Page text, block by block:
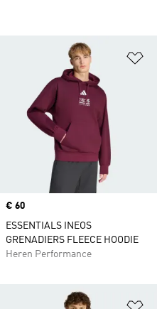
Price
€ 60
ESSENTIALS INEOS
GRENADIERS FLEECE HOODIE
Heren Performance